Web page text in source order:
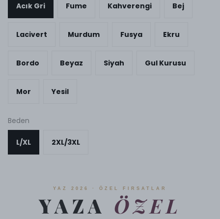
Acık Gri Fume Kahverengi Bej
Lacivert Murdum Fusya Ekru
Bordo Beyaz Siyah Gul Kurusu
Mor Yesil
Beden
L/XL 2XL/3XL
YAZ 2026 · ÖZEL FIRSATLAR
YAZA ÖZEL